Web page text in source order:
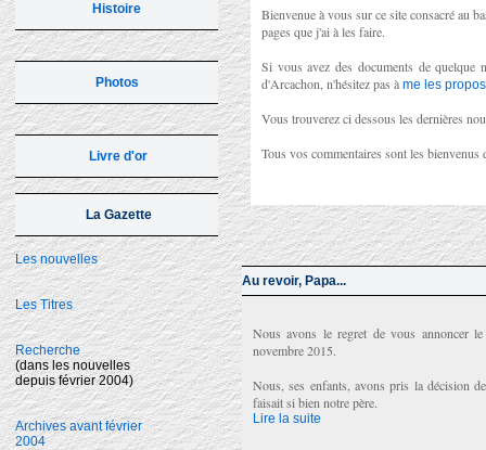
Histoire
Photos
Livre d'or
La Gazette
Les nouvelles
Les Titres
Recherche
(dans les nouvelles
depuis février 2004)
Archives avant février
2004
Bienvenue à vous sur ce site consacré au
pages que j'ai à les faire.
Si vous avez des documents de quelque
d'Arcachon, n'hésitez pas à me les
Vous trouverez ci dessous les dernières
Tous vos commentaires sont les bienvenus
Au revoir, Papa...
Nous avons le regret de vous annoncer
novembre 2015.
Nous, ses enfants, avons pris la décision
faisait si bien notre père.
Lire la suite